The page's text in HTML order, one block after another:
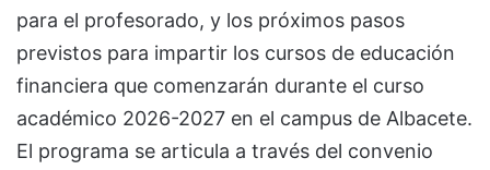
para el profesorado, y los próximos pasos
previstos para impartir los cursos de educación
financiera que comenzarán durante el curso
académico 2026-2027 en el campus de Albacete.
El programa se articula a través del convenio